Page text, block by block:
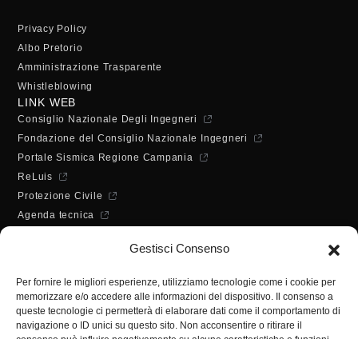
Gestisci Consenso
Per fornire le migliori esperienze, utilizziamo tecnologie come i cookie per
memorizzare e/o accedere alle informazioni del dispositivo. Il consenso a
queste tecnologie ci permetterà di elaborare dati come il comportamento di
navigazione o ID unici su questo sito. Non acconsentire o ritirare il
Privacy Policy
Albo Pretorio
Amministrazione Trasparente
Whistleblowing
LINK WEB
Consiglio Nazionale Degli Ingegneri
Fondazione del Consiglio Nazionale Ingegneri
Portale Sismica Regione Campania
ReLuis
Protezione Civile
Agenda tecnica
ORARI DI APERTURA
10:00 - 12:00
Martedì - Giovedì:
10:00 - 12:00 / 14:30 - 16:30